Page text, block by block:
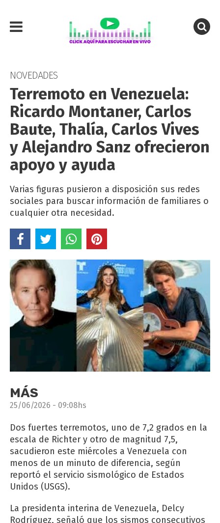
NOVEDADES
Terremoto en Venezuela:
Ricardo Montaner, Carlos
Baute, Thalía, Carlos Vives
y Alejandro Sanz ofrecieron
apoyo y ayuda
Varias figuras pusieron a disposición sus redes
sociales para buscar información de familiares o
cualquier otra necesidad.
MÁS
25/06/2026 - 09:08hs
Dos fuertes terremotos, uno de 7,2 grados en la
escala de Richter y otro de magnitud 7,5,
sacudieron este miércoles a Venezuela con
menos de un minuto de diferencia, según
reportó el servicio sismológico de Estados
Unidos (USGS).
La presidenta interina de Venezuela, Delcy
Rodríguez, señaló que los sismos consecutivos